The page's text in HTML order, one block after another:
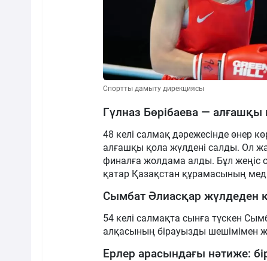
Спортты дамыту дирекциясы
Гүлназ Бөрібаева —
48 келі салмақ дәрежесінде өнер
алғашқы қола жүлдені салды. Ол
финалға жолдама алды. Бұл жеңіс
қатар Қазақстан құрамасының
Сымбат Әлиасқар жүлдеден
54 келі салмақта сынға түскен
алқасының бірауызды шешімімен
Ерлер арасындағы нәтиже: